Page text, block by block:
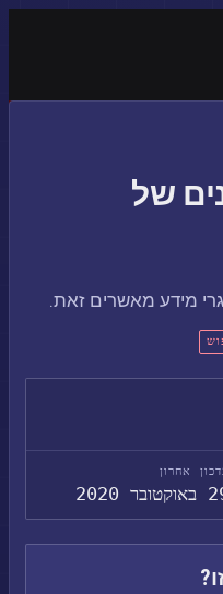
של
מידע מאשרים זאת.
אחרון